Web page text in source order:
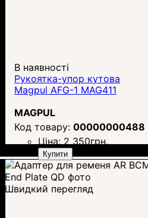
В наявності
Рукоятка-упор кутова
Magpul AFG-1 MAG411
MAGPUL
00000000488
Ціна: 2 350грн.
Купити
Швидкий перегляд